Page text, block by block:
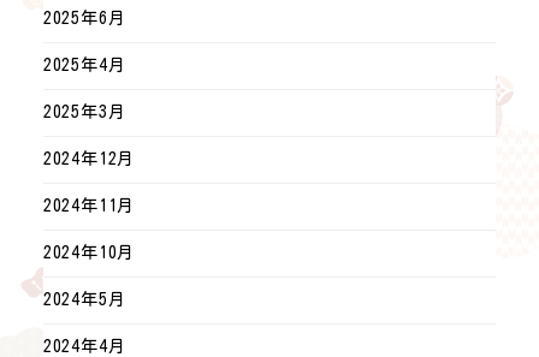
2025年6月
2025年4月
2025年3月
2024年12月
2024年11月
2024年10月
2024年5月
2024年4月